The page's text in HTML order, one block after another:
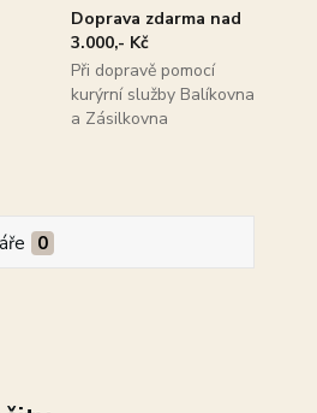
Doprava zdarma nad
3.000,- Kč
Při dopravě pomocí
kurýrní služby Balíkovna
a Zásilkovna
0